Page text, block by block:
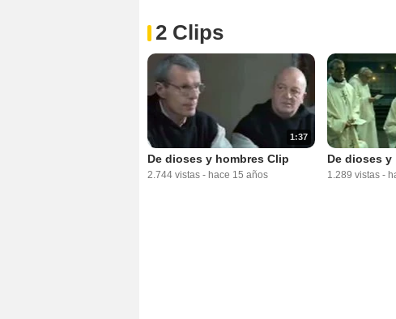
2 Clips
1:37
De dioses y hombres Clip
2.744 vistas - hace 15 años
De dioses y
1.289 vistas -